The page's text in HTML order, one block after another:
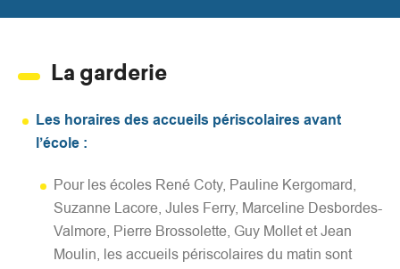
La garderie
Les horaires des accueils périscolaires avant
l’école :
Pour les écoles René Coty, Pauline Kergomard,
Suzanne Lacore, Jules Ferry, Marceline Desbordes-
Valmore, Pierre Brossolette, Guy Mollet et Jean
Moulin, les accueils périscolaires du matin sont